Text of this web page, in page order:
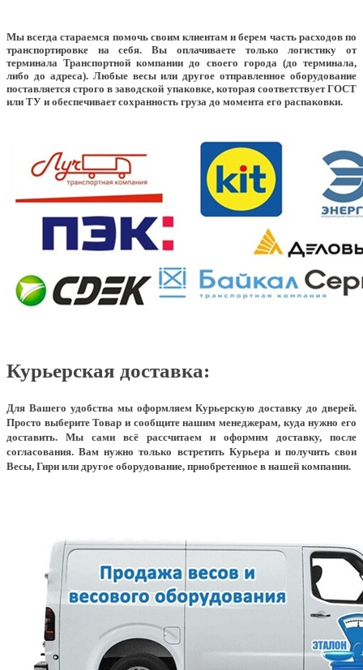
Мы всегда стараемся помочь своим клиентам и берем часть расходов по
транспортировке на себя. Вы оплачиваете только логистику от
терминала Транспортной компании до своего города (до терминала,
либо до адреса). Любые весы или другое отправленное оборудование
поставляется строго в заводской упаковке, которая соответствует ГОСТ
или ТУ и обеспечивает сохранность груза до момента его распаковки.
Курьерская доставка:
Для Вашего удобства мы оформляем Курьерскую доставку до дверей.
Просто выберите Товар и сообщите нашим менеджерам, куда нужно его
доставить. Мы сами всё рассчитаем и оформим доставку, после
согласования. Вам нужно только встретить Курьера и получить свои
Весы, Гири или другое оборудование, приобретенное в нашей компании.